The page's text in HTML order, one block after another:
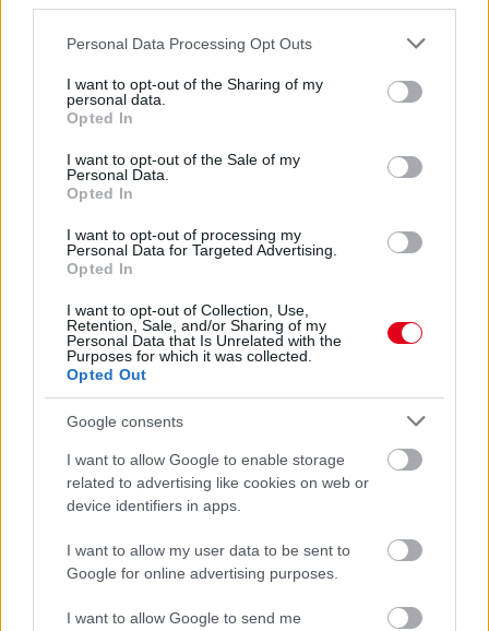
Please note that this website/app uses one or more Google
not limited to your visit or usage behaviour. You may click to
grant or deny consent to Google and its third-party tags to
use your data for below specified purposes in below Google
consent section.
Personal Data Processing Opt Outs
I want to opt-out of the Sharing of my
personal data.
Opted In
I want to opt-out of the Sale of my
Personal Data.
Opted In
I want to opt-out of processing my
Personal Data for Targeted Advertising.
Opted In
I want to opt-out of Collection, Use,
Retention, Sale, and/or Sharing of my
Personal Data that Is Unrelated with the
Purposes for which it was collected.
Opted Out
Google consents
I want to allow Google to enable storage
related to advertising like cookies on web or
device identifiers in apps.
I want to allow my user data to be sent to
Google for online advertising purposes.
I want to allow Google to send me
1 napja
Hakkinen megtartaná a Norris-Piastri párost a
McLarennél, nem borítaná fel Verstappenért
1 napja
Megvan, mikor kezdődik az F1-es Bahreini Nagydíj
Malajziában